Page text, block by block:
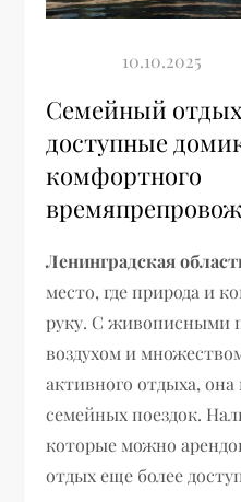
Семейный
доступные
комфортного
Ленинградская
место, где природа и
руку. С живописными
воздухом и
активного отдыха, она
семейных поездок.
которые можно
отдых еще более